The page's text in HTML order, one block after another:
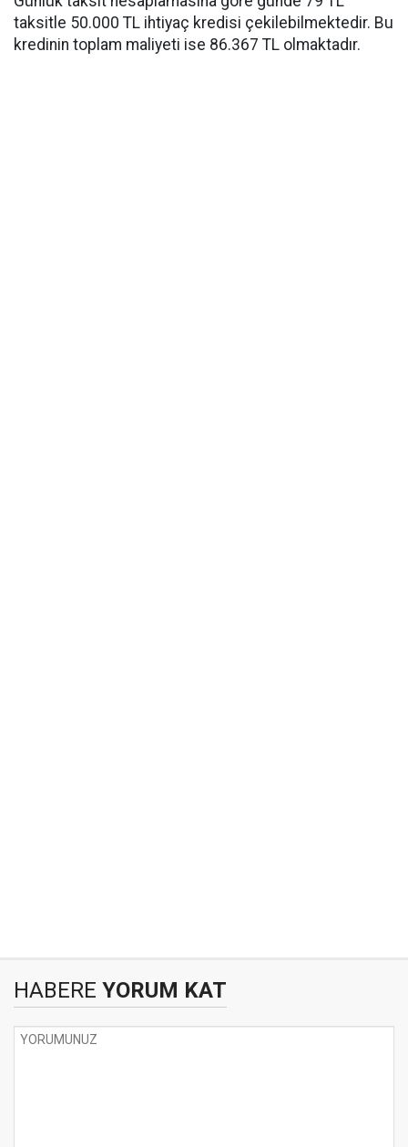
taksitle 50.000 TL ihtiyaç kredisi çekilebilmektedir. Bu
kredinin toplam maliyeti ise 86.367 TL olmaktadır.
HABERE YORUM KAT